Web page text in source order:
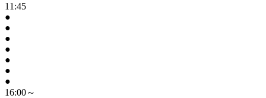
11:45
●
●
●
●
●
●
●
16:00～